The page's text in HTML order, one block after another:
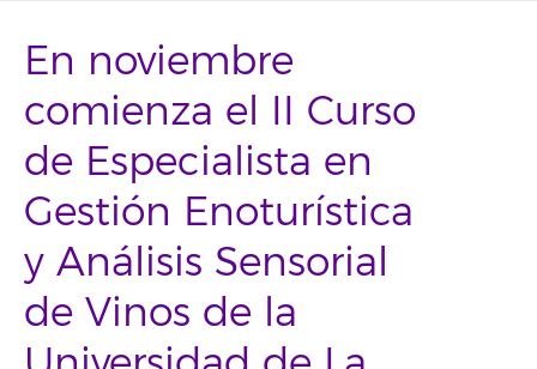
En noviembre
comienza el II Curso
de Especialista en
Gestión Enoturística
y Análisis Sensorial
de Vinos de la